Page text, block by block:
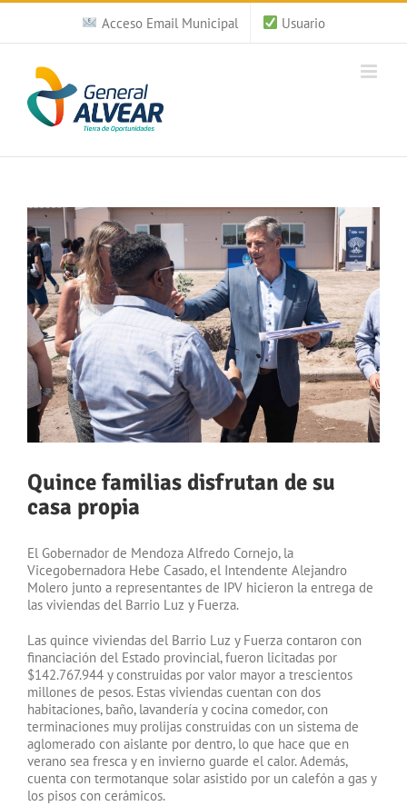
Saltar
contenido
Acceso Email Municipal Usuario
Ver
imagen
más
grande
Quince familias disfrutan de su
casa propia
El Gobernador de Mendoza Alfredo Cornejo, la
Vicegobernadora Hebe Casado, el Intendente Alejandro
Molero junto a representantes de IPV hicieron la entrega de
las viviendas del Barrio Luz y Fuerza.
Las quince viviendas del Barrio Luz y Fuerza contaron con
financiación del Estado provincial, fueron licitadas por
$142.767.944 y construidas por valor mayor a trescientos
millones de pesos. Estas viviendas cuentan con dos
habitaciones, baño, lavandería y cocina comedor, con
terminaciones muy prolijas construidas con un sistema de
aglomerado con aislante por dentro, lo que hace que en
verano sea fresca y en invierno guarde el calor. Además,
cuenta con termotanque solar asistido por un calefón a gas y
los pisos con cerámicos.